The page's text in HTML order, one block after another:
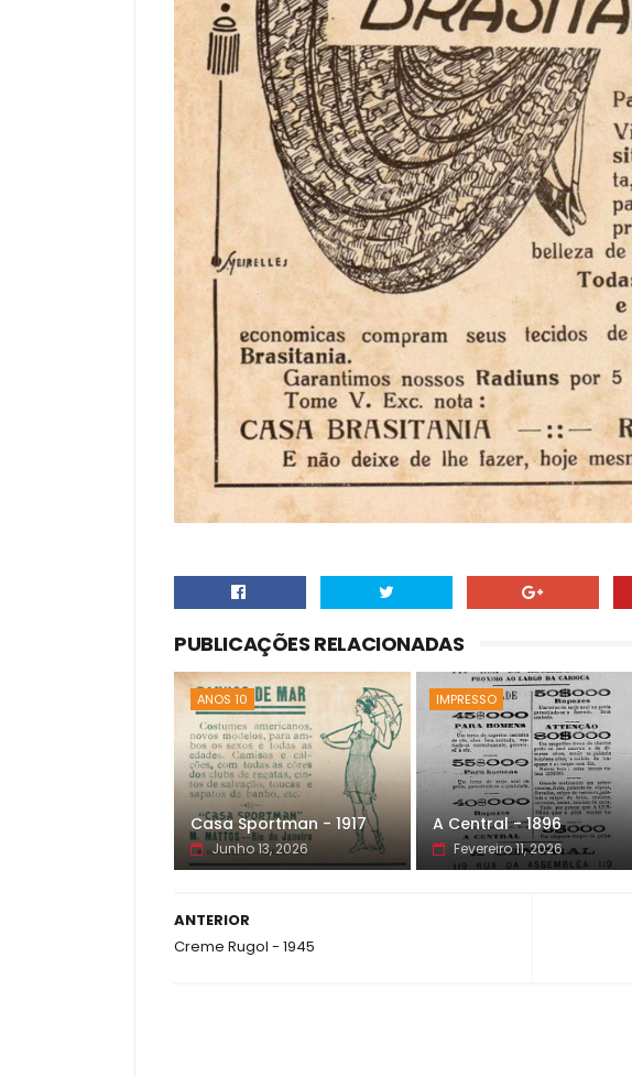
PUBLICAÇÕES RELACIONADAS
ANOS 10
Casa Sportman - 1917
Junho 13, 2026
IMPRESSO
A Central - 1896
Fevereiro 11, 2026
ANTERIOR
Creme Rugol - 1945